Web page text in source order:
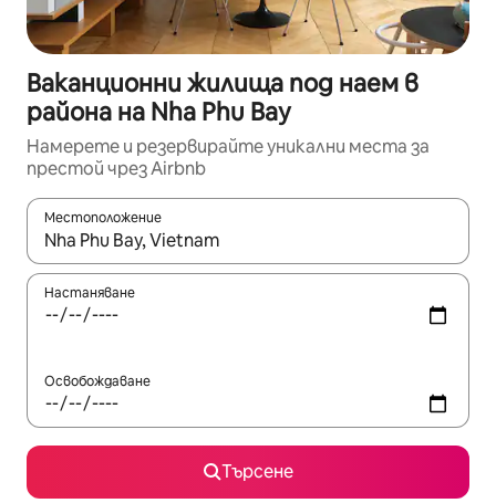
Ваканционни жилища под наем в
района на Nha Phu Bay
Намерете и резервирайте уникални места за
престой чрез Airbnb
Местоположение
Когато резултатите се покажат, използвайте
Настаняване
Освобождаване
Търсене